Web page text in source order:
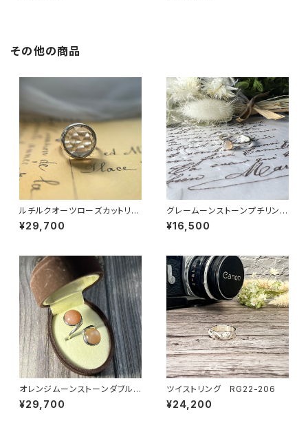
その他の商品
ルチルクオーツローズカットリン
グ RG22-191
¥29,700
グレームーンストーンプチリン
グ RG24-249
¥16,500
オレンジムーンストーンダブルス
トーンリング RG24-247
¥29,700
ツイストリング RG22-206
¥24,200